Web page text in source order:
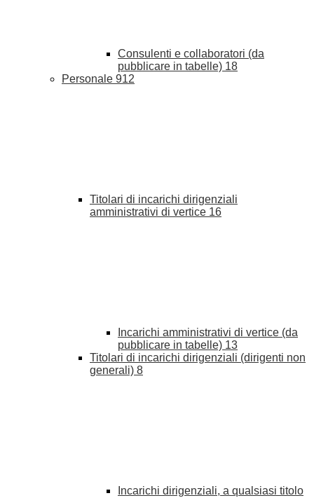
Consulenti e collaboratori (da
pubblicare in tabelle) 18
Personale 912
Titolari di incarichi dirigenziali
amministrativi di vertice 16
Incarichi amministrativi di vertice (da
pubblicare in tabelle) 13
Titolari di incarichi dirigenziali (dirigenti non
generali) 8
Incarichi dirigenziali, a qualsiasi titolo